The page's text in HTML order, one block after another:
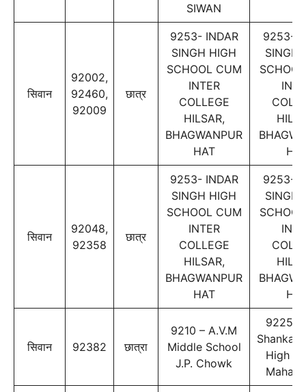
SIWAN
सिवान
92002,
92460,
92009
छात्र
9253- INDAR
SINGH HIGH
SCHOOL CUM
INTER
COLLEGE
HILSAR,
BHAGWANPUR
HAT
9253-
SINGH
सिवान
92048,
92358
छात्र
9253- INDAR
SINGH HIGH
SCHOOL CUM
INTER
COLLEGE
HILSAR,
BHAGWANPUR
HAT
9253-
SINGH
सिवान 92382 छात्रा
9210 – A.V.M
Middle School
J.P. Chowk
9225 –
Shankar
High